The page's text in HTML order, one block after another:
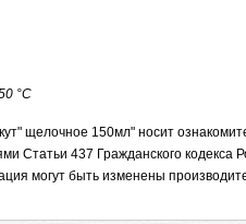
°С
щелочное 150мл" носит
Статьи 437 Гражданского кодекса
могут быть изменены